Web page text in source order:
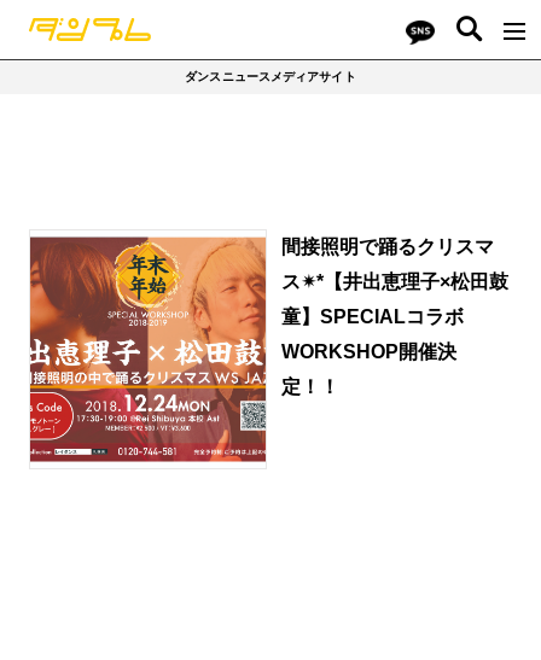
ダンスニュースメディアサイト
間接照明で踊るクリスマ
ス✴︎*【井出恵理子×松田鼓
童】SPECIALコラボ
WORKSHOP開催決
定！！